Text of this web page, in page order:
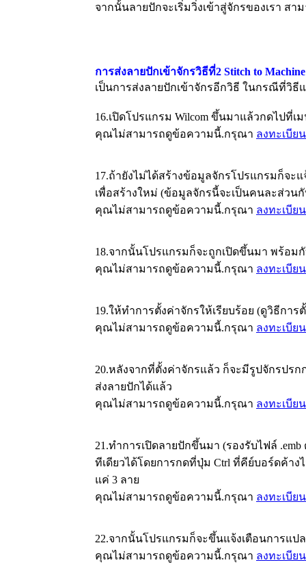
จากนั้นลายปักจะเริ่มวิ่งเข้าสู่จักรของเรา สา
การส่งลายปักเข้าจักรวิธีที่2 Stitch to
เป็นการส่งลายปักเข้าจักรอีกวิธี ในกรณีที่วิ
16.เปิดโปรแกรม Wilcom ขึ้นมาแล้วกดไปที่เม
คุณไม่สามารถดูข้อความนี้.กรุณา ลงทะเบียน
17.ถ้ายังไม่ได้สร้างข้อมูลจักรโปรแกรมก็จะ
เพื่อสร้างใหม่ (ข้อมูลจักรนี้จะเป็นคนละส่วน
คุณไม่สามารถดูข้อความนี้.กรุณา ลงทะเบียน
18.จากนั้นโปรแกรมก็จะถูกเปิดขึ้นมา พร้อม
คุณไม่สามารถดูข้อความนี้.กรุณา ลงทะเบียน
19.ให้ทำการตั้งค่าจักรให้เรียบร้อย (ดูวิธีกา
คุณไม่สามารถดูข้อความนี้.กรุณา ลงทะเบียน
20.หลังจากที่ตั้งค่าจักรแล้ว ก็จะมีรูปจักรป
ส่งลายปักได้แล้ว
คุณไม่สามารถดูข้อความนี้.กรุณา ลงทะเบียน
21.ทำการเปิดลายปักขึ้นมา (รองรับไฟล์
ทีเดียวได้โดยการกดที่ปุ่ม Ctrl ที่คีย์บอร์ดค้าง
แค่ 3 ลาย
คุณไม่สามารถดูข้อความนี้.กรุณา ลงทะเบียน
22.จากนั้นโปรแกรมก็จะขึ้นแจ้งเตือนการแป
คุณไม่สามารถดูข้อความนี้.กรุณา ลงทะเบียน